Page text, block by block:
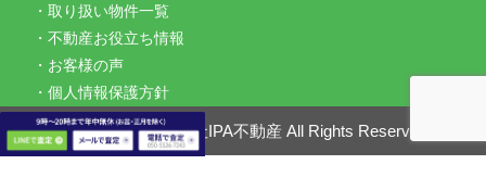
・取り扱い物件一覧
・不動産お役立ち情報
・お客様の声
・個人情報保護方針
Copyright ©株式会社IPA不動産 All Rights Reserved.